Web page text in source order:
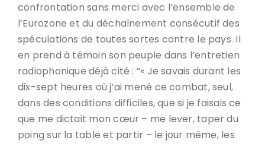
confrontation sans merci avec l’ensemble de
l’Eurozone et du déchaînement consécutif des
spéculations de toutes sortes contre le pays. Il
en prend à témoin son peuple dans l’entretien
radiophonique déjà cité : ”« Je savais durant les
dix-sept heures où j’ai mené ce combat, seul,
dans des conditions difficiles, que si je faisais ce
que me dictait mon cœur – me lever, taper du
poing sur la table et partir – le jour même, les